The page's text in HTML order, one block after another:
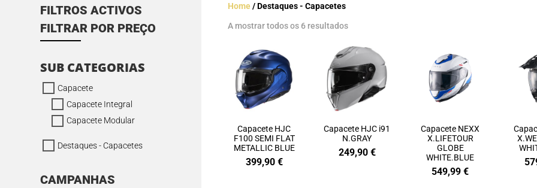
FILTROS ACTIVOS
FILTRAR POR PREÇO
SUB CATEGORIAS
Capacete
Capacete Integral
Capacete Modular
Destaques - Capacetes
CAMPANHAS
Home/ Destaques - Capacetes
A mostrar todos os 6 resultados
Capacete HJC
F100 SEMI FLAT
METALLIC BLUE
399,90 €
Capacete HJC i91
N.GRAY
249,90 €
Capacete NEXX
X.LIFETOUR
GLOBE
WHITE.BLUE
549,99 €